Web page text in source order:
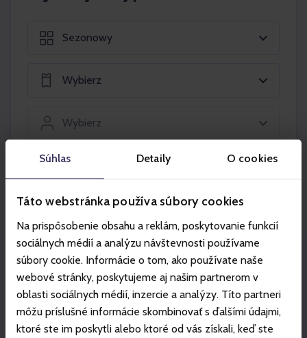
Súhlas Detaily O cookies
Táto webstránka používa súbory cookies
Na prispôsobenie obsahu a reklám, poskytovanie funkcií
sociálnych médií a analýzu návštevnosti používame
súbory cookie. Informácie o tom, ako používate naše
webové stránky, poskytujeme aj našim partnerom v
oblasti sociálnych médií, inzercie a analýzy. Títo partneri
môžu príslušné informácie skombinovať s ďalšími údajmi,
ktoré ste im poskytli alebo ktoré od vás získali, keď ste
Sezonowy
Wybierz
Wybierz
Partner